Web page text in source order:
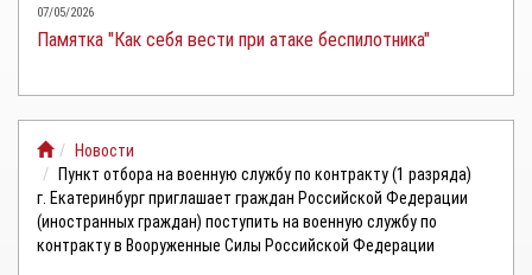
КЛИЕНТАМ
КАБИНЕТ
07/05/2026
Памятка "Как себя вести при атаке беспилотника"
Новости
Пункт отбора на военную службу по контракту (1 разряда)
г. Екатеринбург приглашает граждан Российской Федерации
(иностранных граждан) поступить на военную службу по
контракту в Вооруженные Силы Российской Федерации